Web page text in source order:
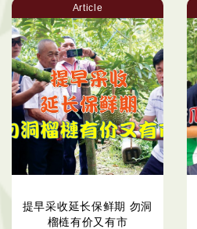
Article
提早采收延长保鲜期 勿洞
榴梿有价又有市